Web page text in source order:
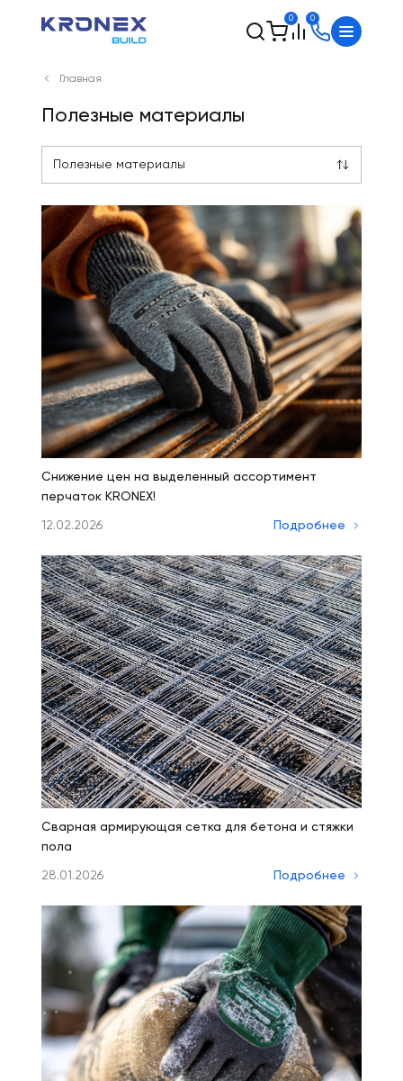
0 0
Главная
Полезные материалы
Полезные материалы
Снижение цен на выделенный ассортимент
перчаток KRONEX!
12.02.2026 Подробнее
Сварная армирующая сетка для бетона и стяжки
пола
28.01.2026 Подробнее